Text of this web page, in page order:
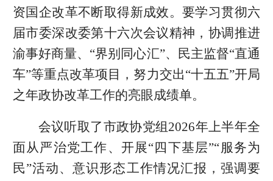
资国企改革不断取得新成效。要学习贯彻六
届市委深改委第十六次会议精神，协调推进
渝事好商量、“界别同心汇”、民主监督“直通
车”等重点改革项目，努力交出“十五五”开局
之年政协改革工作的亮眼成绩单。
会议听取了市政协党组2026年上半年全
面从严治党工作、开展“四下基层”“服务为
民”活动、意识形态工作情况汇报，强调要